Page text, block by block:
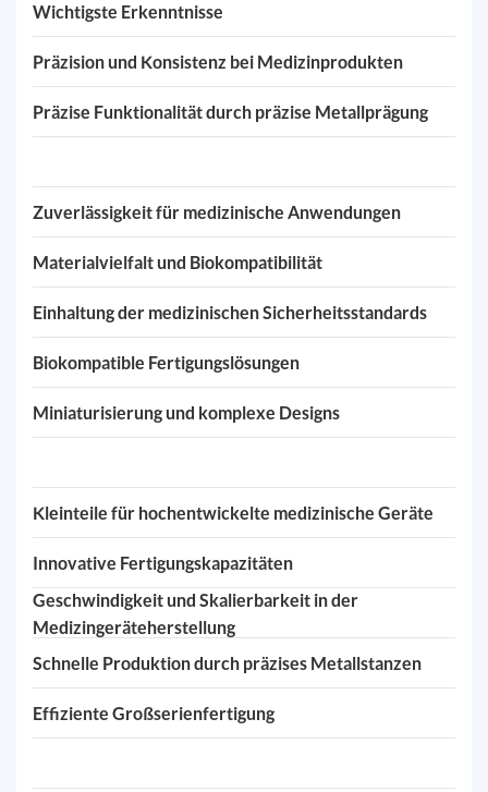
Wichtigste Erkenntnisse
Präzision und Konsistenz bei Medizinprodukten
Präzise Funktionalität durch präzise Metallprägung
Zuverlässigkeit für medizinische Anwendungen
Materialvielfalt und Biokompatibilität
Einhaltung der medizinischen Sicherheitsstandards
Biokompatible Fertigungslösungen
Miniaturisierung und komplexe Designs
Kleinteile für hochentwickelte medizinische Geräte
Innovative Fertigungskapazitäten
Geschwindigkeit und Skalierbarkeit in der
Medizingeräteherstellung
Schnelle Produktion durch präzises Metallstanzen
Effiziente Großserienfertigung